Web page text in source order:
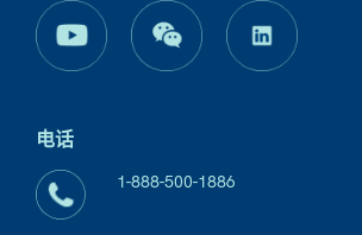
电话
1-888-500-1886